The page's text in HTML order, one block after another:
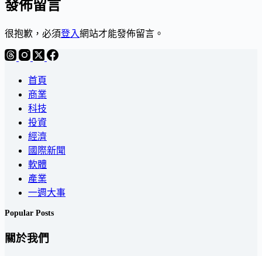
發佈留言
很抱歉，必須登入網站才能發佈留言。
首頁
商業
科技
投資
經濟
國際新聞
軟體
產業
一週大事
Popular Posts
關於我們